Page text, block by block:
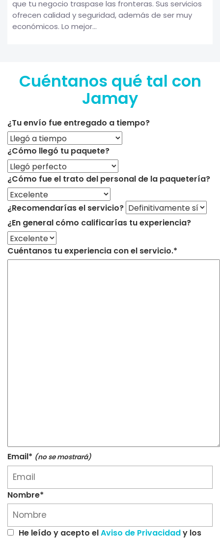
que tu negocio traspase las fronteras. Sus servicios
ofrecen calidad y seguridad, además de ser muy
económicos. Lo mejor...
Cuéntanos qué tal con
Jamay
¿Tu envío fue entregado a tiempo?
¿Cómo llegó tu paquete?
¿Cómo fue el trato del personal de la paquetería?
¿Recomendarías el servicio?
¿En general cómo calificarías tu experiencia?
Cuéntanos tu experiencia con el servicio.*
Email* (no se mostrará)
Nombre*
He leído y acepto elAviso de Privacidady los